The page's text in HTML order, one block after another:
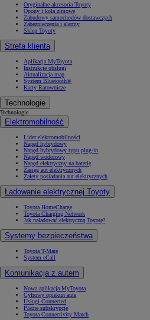
Oryginalne akcesoria Toyoty
Opony i koła zimowe
Zabudowy samochodów dostawczych
Zabezpieczenia i alarmy
Sklep Toyoty
Strefa klienta
Aplikacja MyToyota
Instrukcje obsługi
Aktualizacja map
System Bluetooth®
Karty Ratownicze
Technologie
Technologie
Elektromobilność
Lider elektromobilności
Napęd hybrydowy
Napęd hybrydowy typu plug-in
Napęd wodorowy
Napęd elektryczny na baterię
Zasięg aut elektrycznych
Zalety posiadania aut elektrycznych
Ładowanie elektrycznej Toyoty
Toyota HomeCharge
Toyota Charging Network
Jak naładować elektryczną Toyotę?
Systemy bezpieczeństwa
Toyota T-Mate
System eCall
Komunikacja z autem
Nowa aplikacja MyToyota
Cyfrowy opiekun auta
Usługi Connected
Płatne subskrypcje
Toyota Connectivity Match